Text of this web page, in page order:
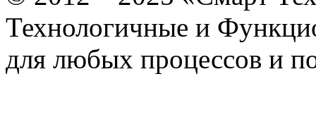
Технологичные и
для любых процессов и